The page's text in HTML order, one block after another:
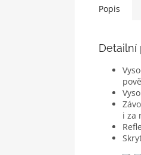
Popis
Detailní
i za